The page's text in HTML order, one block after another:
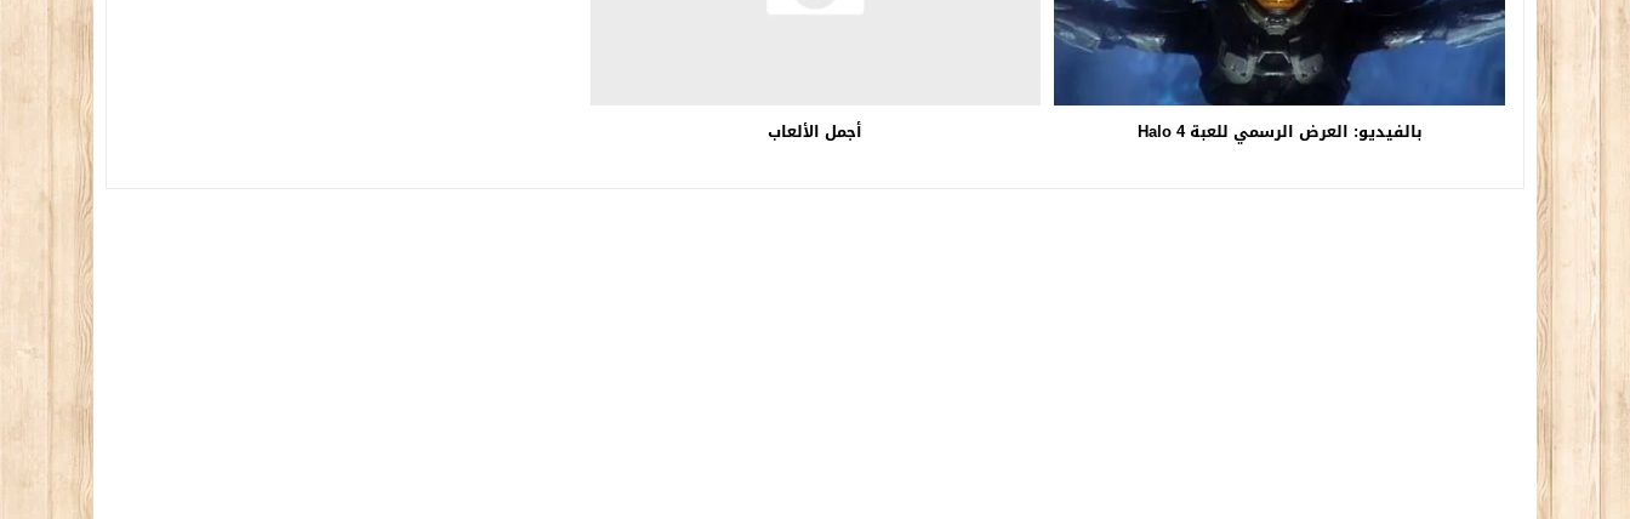
بالفيديو: العرض الرسمي للعبة Halo 4 أجمل الألعاب